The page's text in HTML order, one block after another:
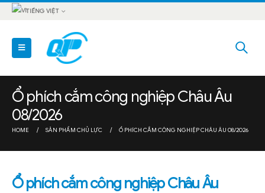
TIẾNG VIỆT
Ổ phích cắm công nghiệp Châu Âu
08/2026
HOME SẢN PHẨM CHỦ LỰC Ổ PHÍCH CẮM CÔNG NGHIỆP CHÂU ÂU 08/2026
Ổ phích cắm công nghiệp Châu Âu